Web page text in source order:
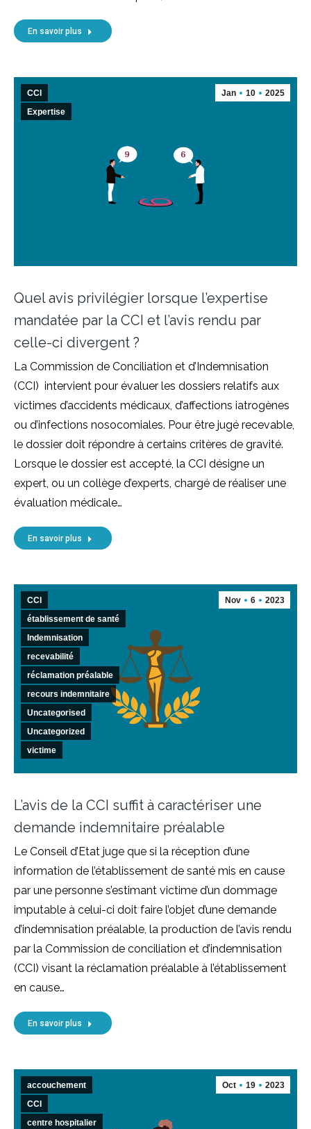
En savoir plus
Jan 10 2025
CCI
Expertise
Quel avis privilégier lorsque l’expertise
mandatée par la CCI et l’avis rendu par
celle-ci divergent ?
La Commission de Conciliation et d’Indemnisation
(CCI) intervient pour évaluer les dossiers relatifs aux
victimes d’accidents médicaux, d’affections iatrogènes
ou d’infections nosocomiales. Pour être jugé recevable,
le dossier doit répondre à certains critères de gravité.
Lorsque le dossier est accepté, la CCI désigne un
expert, ou un collège d’experts, chargé de réaliser une
évaluation médicale…
En savoir plus
Nov 6 2023
CCI
établissement de santé
Indemnisation
recevabilité
réclamation préalable
recours indemnitaire
Uncategorised
Uncategorized
victime
L’avis de la CCI suffit à caractériser une
demande indemnitaire préalable
Le Conseil d’Etat juge que si la réception d’une
information de l’établissement de santé mis en cause
par une personne s’estimant victime d’un dommage
imputable à celui-ci doit faire l’objet d’une demande
d’indemnisation préalable, la production de l’avis rendu
par la Commission de conciliation et d’indemnisation
(CCI) visant la réclamation préalable à l’établissement
en cause…
En savoir plus
Oct 19 2023
accouchement
CCI
centre hospitalier